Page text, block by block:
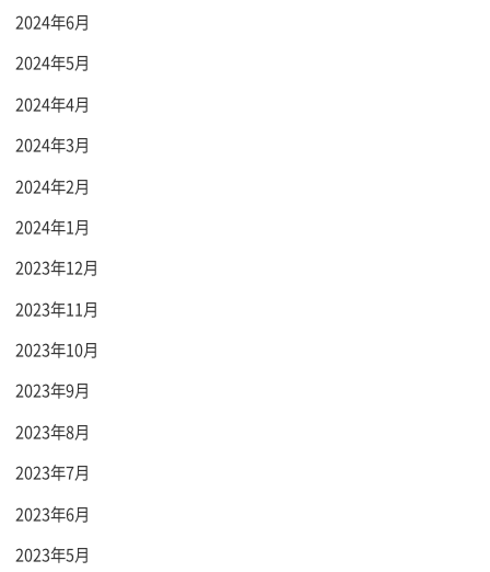
2024年6月
2024年5月
2024年4月
2024年3月
2024年2月
2024年1月
2023年12月
2023年11月
2023年10月
2023年9月
2023年8月
2023年7月
2023年6月
2023年5月